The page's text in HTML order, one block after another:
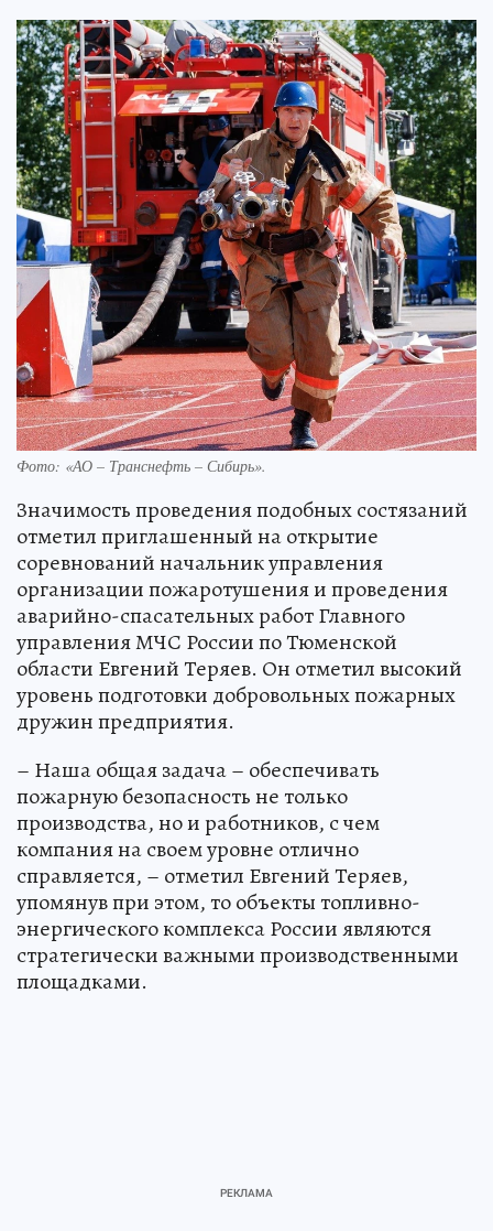
Фото: «АО – Транснефть – Сибирь».
Значимость проведения подобных состязаний
отметил приглашенный на открытие
соревнований начальник управления
организации пожаротушения и проведения
аварийно-спасательных работ Главного
управления МЧС России по Тюменской
области Евгений Теряев. Он отметил высокий
уровень подготовки добровольных пожарных
дружин предприятия.
– Наша общая задача – обеспечивать
пожарную безопасность не только
производства, но и работников, с чем
компания на своем уровне отлично
справляется, – отметил Евгений Теряев,
упомянув при этом, то объекты топливно-
энергического комплекса России являются
стратегически важными производственными
площадками.